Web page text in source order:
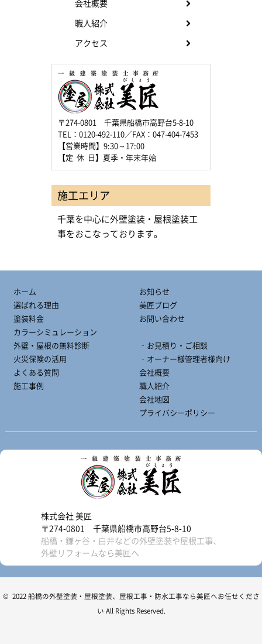
会社概要
職人紹介
アクセス
〒274-0801 千葉県船橋市高野台5-8-10
TEL：0120-492-110／FAX：047-404-7453
【営業時間】9:30～17:00
【定 休 日】夏季・年末年始
施工エリア
千葉を中心に外壁塗装・屋根塗装工
事をおこなっております。
ホーム
選ばれる理由
塗装料金
カラーシミュレーション
外壁・屋根の無料診断
火災保険の活用
よくある質問
施工事例
お知らせ
美匠ブログ
お問い合わせ
‐お見積り・ご相談
‐オーナー様管理者様向け
会社概要
職人紹介
会社地図
プライバシーポリシー
株式会社 美匠
〒274-0801 千葉県船橋市高野台5-8-10
船橋・鎌ヶ谷・白井などの外壁塗装や屋根工事、
外壁リフォームなら美匠へ
© 2022 船橋の外壁塗装・屋根塗装、屋根工事・防水工事なら美匠へお任せくださ
い All Rights Reserved.